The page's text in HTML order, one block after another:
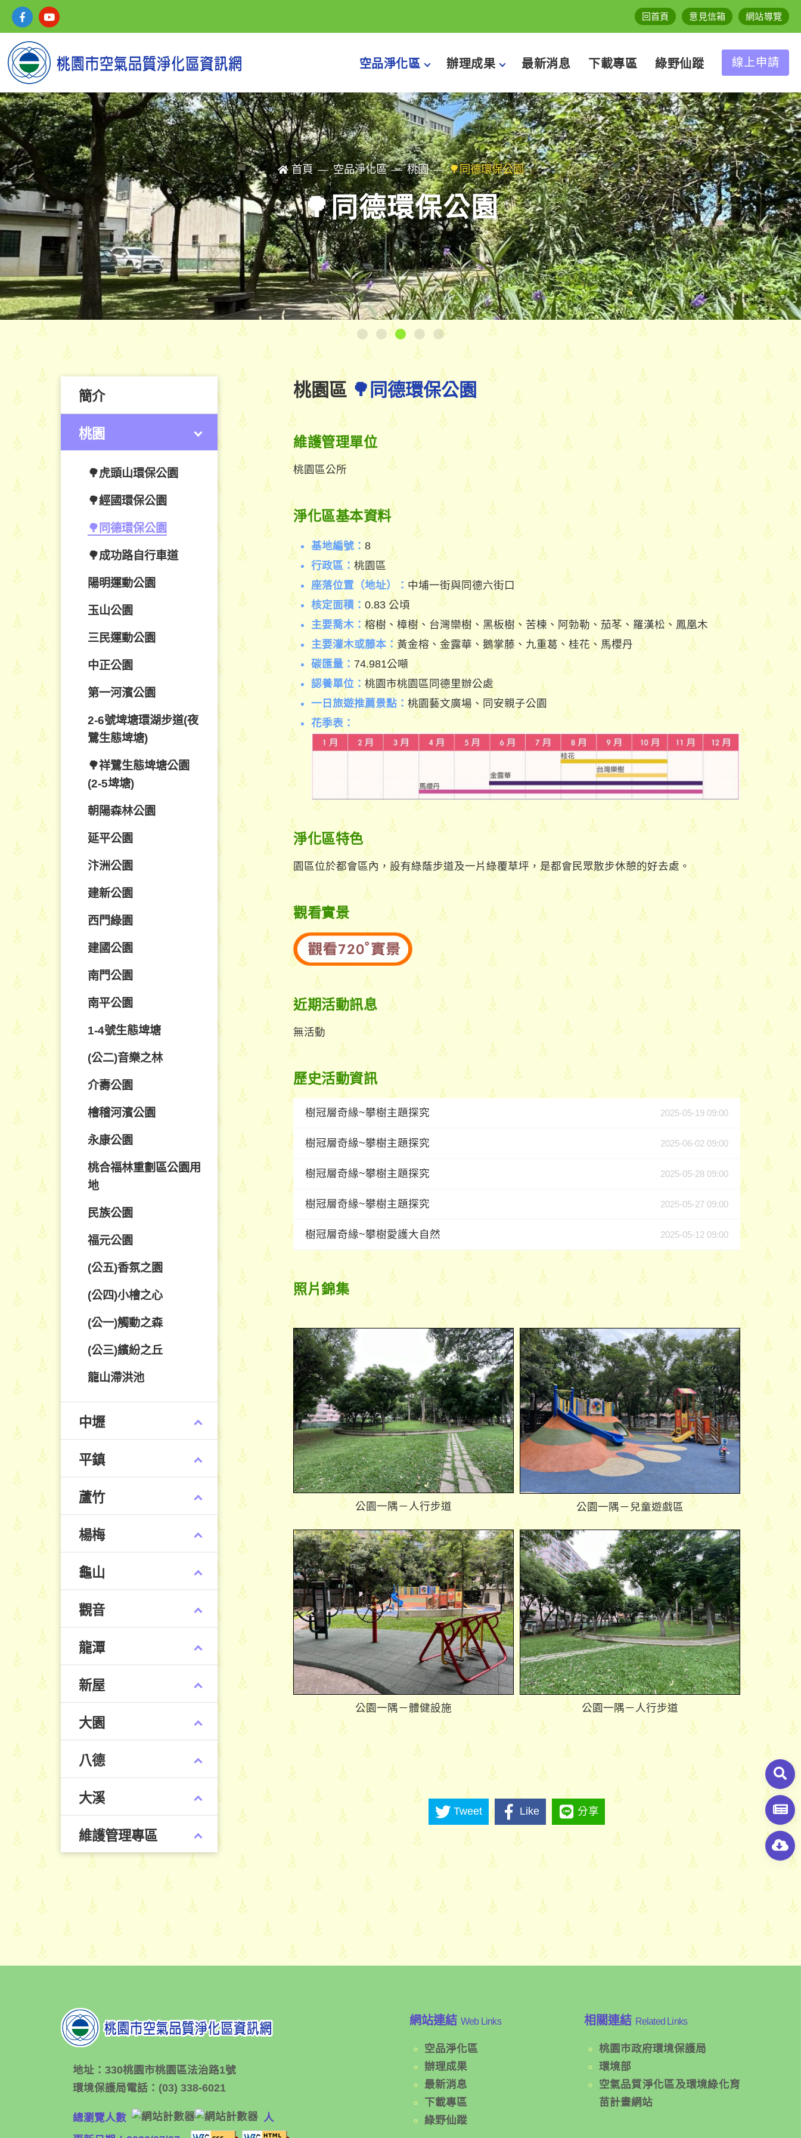
回首頁 意見信箱 網站導覽
空品淨化區 辦理成果 最新消息 下載專區 綠野仙蹤 線上申請
首頁 空品淨化區 桃園 🌳同德環保公園
🌳同德環保公園
簡介
桃園
🌳虎頭山環保公園
🌳經國環保公園
🌳同德環保公園
🌳成功路自行車道
陽明運動公園
玉山公園
三民運動公園
中正公園
第一河濱公園
2-6號埤塘環湖步道(夜
鷺生態埤塘)
🌳祥鷺生態埤塘公園
(2-5埤塘)
朝陽森林公園
延平公園
汴洲公園
建新公園
西門綠園
建國公園
南門公園
南平公園
1-4號生態埤塘
(公二)音樂之林
介壽公園
檜稽河濱公園
永康公園
桃合福林重劃區公園用
地
民族公園
福元公園
(公五)香氛之園
(公四)小檜之心
(公一)觸動之森
(公三)繽紛之丘
龍山滯洪池
中壢
平鎮
蘆竹
楊梅
龜山
觀音
龍潭
新屋
大園
八德
大溪
維護管理專區
桃園區 🌳同德環保公園
維護管理單位
桃園區公所
淨化區基本資料
基地編號： 8
行政區： 桃園區
座落位置（地址）： 中埔一街與同德六街口
核定面積： 0.83 公頃
主要喬木：榕樹、樟樹、台灣欒樹、黑板樹、苦楝、阿勃勒、茄苳、羅漢松、鳳凰木
主要灌木或藤本： 黃金榕、金露華、鵝掌藤、九重葛、桂花、馬櫻丹
碳匯量： 74.981公噸
認養單位： 桃園市桃園區同德里辦公處
一日旅遊推薦景點： 桃園藝文廣場、同安親子公園
花季表：
淨化區特色
園區位於都會區內，設有綠蔭步道及一片綠覆草坪，是都會民眾散步休憩的好去處。
觀看實景
近期活動訊息
無活動
歷史活動資訊
樹冠層奇緣~攀樹主題探究 2025-05-19 09:00
樹冠層奇緣~攀樹主題探究 2025-06-02 09:00
樹冠層奇緣~攀樹主題探究 2025-05-28 09:00
樹冠層奇緣~攀樹主題探究 2025-05-27 09:00
樹冠層奇緣~攀樹愛護大自然 2025-05-12 09:00
照片錦集
公園一隅－人行步道 公園一隅－兒童遊戲區
公園一隅－體健設施 公園一隅－人行步道
Tweet Like 分享
地址： 330桃園市桃園區法治路1號
環境保護局電話： (03) 338-6021
總瀏覽人數
人
網站連結 Web Links
空品淨化區
辦理成果
最新消息
下載專區
綠野仙蹤
相關連結 Related Links
桃園市政府環境保護局
環境部
空氣品質淨化區及環境綠化育
苗計畫網站